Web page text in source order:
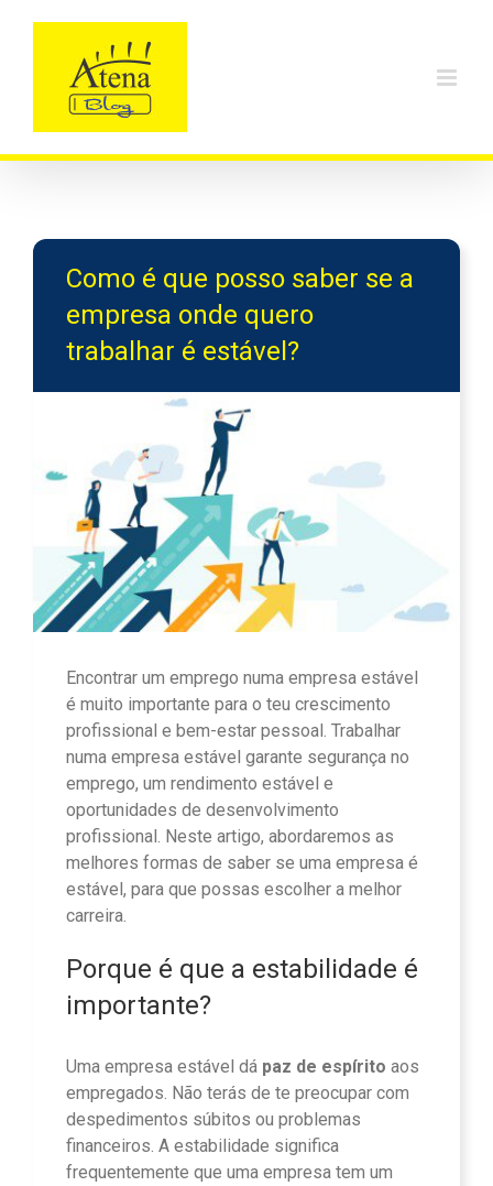
Como é que posso saber se a
empresa onde quero
trabalhar é estável?
Encontrar um emprego numa empresa estável
é muito importante para o teu crescimento
profissional e bem-estar pessoal. Trabalhar
numa empresa estável garante segurança no
emprego, um rendimento estável e
oportunidades de desenvolvimento
profissional. Neste artigo, abordaremos as
melhores formas de saber se uma empresa é
estável, para que possas escolher a melhor
carreira.
Porque é que a estabilidade é
importante?
Uma empresa estável dá paz de espírito aos
empregados. Não terás de te preocupar com
despedimentos súbitos ou problemas
financeiros. A estabilidade significa
frequentemente que uma empresa tem um